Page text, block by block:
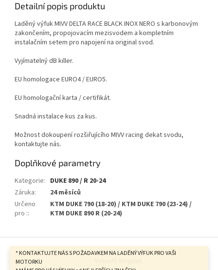
* KONTAKTUJTE NÁS S POŽADAVKEM NA LADĚNÝ VÝFUK PRO VAŠI
MOTORKU
Detailní popis produktu
Laděný výfuk MIVV DELTA RACE BLACK INOX NERO s karbonovým
zakončením, propojovacím mezisvodem a kompletním
instalačním setem pro napojení na original svod.
Vyjímatelný dB killer.
EU homologace EURO4 / EURO5.
EU homologační karta / certifikát.
Snadná instalace kus za kus.
Možnost dokoupení rozšiřujícího MIVV racing dekat svodu,
kontaktujte nás.
Doplňkové parametry
Kategorie: DUKE 890 / R 20-24
Záruka:
24 měsíců
Určeno
pro ::
KTM DUKE 790 (18-20) / KTM DUKE 790 (23-24) /
KTM DUKE 890 R (20-24)